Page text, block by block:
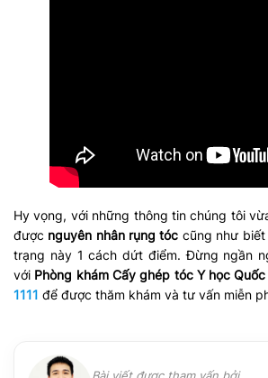
Hy vọng, với những thông tin chúng tôi
được nguyên nhân rụng tóc cũng như
trạng này 1 cách dứt điểm. Đừng ngần
với Phòng khám Cấy ghép tóc Y học
1111 để được thăm khám và tư vấn miễn
Bài viết được tham vấn bởi